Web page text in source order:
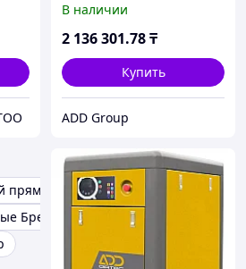
В наличии
2 136 301.78₸
Купить
ADD Group
прямой привод
Бренд add